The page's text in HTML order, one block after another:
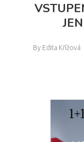
By Edita Křížová